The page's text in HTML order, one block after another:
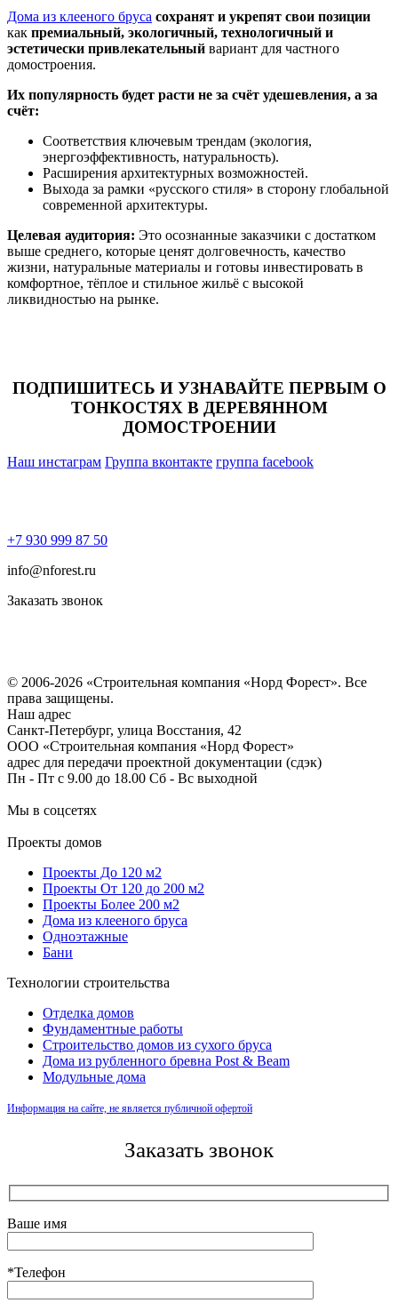
Дома из клееного бруса сохранят и укрепят свои позиции
как премиальный, экологичный, технологичный и
эстетически привлекательный вариант для частного
домостроения.
Их популярность будет расти не за счёт удешевления, а за
счёт:
Соответствия ключевым трендам (экология,
энергоэффективность, натуральность).
Расширения архитектурных возможностей.
Выхода за рамки «русского стиля» в сторону глобальной
современной архитектуры.
Целевая аудитория: Это осознанные заказчики с достатком
выше среднего, которые ценят долговечность, качество
жизни, натуральные материалы и готовы инвестировать в
комфортное, тёплое и стильное жильё с высокой
ликвидностью на рынке.
ПОДПИШИТЕСЬ И УЗНАВАЙТЕ ПЕРВЫМ О
ТОНКОСТЯХ В ДЕРЕВЯННОМ
ДОМОСТРОЕНИИ
Наш инстаграм Группа вконтакте группа facebook
+7 930 999 87 50
info@nforest.ru
Заказать звонок
© 2006-2026 «Строительная компания «Норд Форест». Все
права защищены.
Наш адрес
​Санкт-Петербург, улица Восстания, 42
ООО «Строительная компания «Норд Форест»
адрес для передачи проектной документации (сдэк)
Пн - Пт с 9.00 до 18.00 Сб - Вс выходной
Мы в соцсетях
Проекты домов
Проекты До 120 м2
Проекты От 120 до 200 м2
Проекты Более 200 м2
Дома из клееного бруса
Одноэтажные
Бани
Технологии строительства
Отделка домов
Фундаментные работы
Строительство домов из сухого бруса
Дома из рубленного бревна Post & Beam
Модульные дома
Информация на сайте, не является публичной офертой
Заказать звонок
Ваше имя
*Телефон